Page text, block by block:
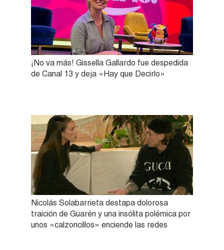
¡No va más! Gissella Gallardo fue despedida
de Canal 13 y deja «Hay que Decirlo»
Nicolás Solabarrieta destapa dolorosa
traición de Guarén y una insólita polémica por
unos «calzoncillos» enciende las redes